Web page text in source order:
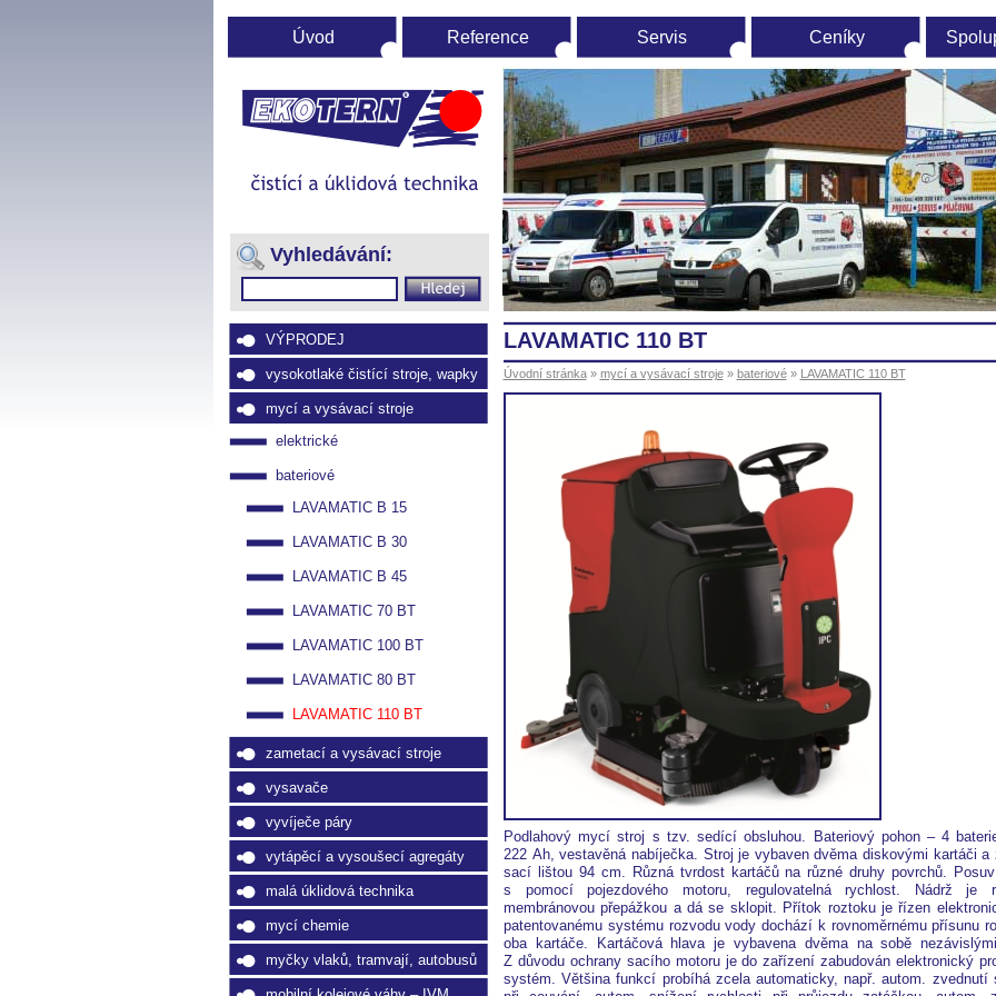
Úvodní
stránka
(Přejít
navigaci)
LAVAMATIC 110 BT
Podlahový mycí stroj s tzv. sedící obsluhou. Bateriový pohon – 4
222 Ah, vestavěná nabíječka. Stroj je vybaven dvěma diskovými kartáči a
sací lištou 94 cm. Různá tvrdost kartáčů na různé druhy povrchů.
s pomocí pojezdového motoru, regulovatelná rychlost. Nádrž je
membránovou přepážkou a dá se sklopit. Přítok roztoku je řízen
patentovanému systému rozvodu vody dochází k rovnoměrnému přísunu
oba kartáče. Kartáčová hlava je vybavena dvěma na sobě
Z důvodu ochrany sacího motoru je do zařízení zabudován elektronický
systém. Většina funkcí probíhá zcela automaticky, např. autom. zvednutí
Vyhledávání:
VÝPRODEJ
vysokotlaké čistící stroje, wapky
mycí a vysávací stroje
elektrické
bateriové
LAVAMATIC B 15
LAVAMATIC B 30
LAVAMATIC B 45
LAVAMATIC 70 BT
LAVAMATIC 100 BT
LAVAMATIC 80 BT
LAVAMATIC 110 BT
zametací a vysávací stroje
vysavače
vyvíječe páry
vytápěcí a vysoušecí agregáty
malá úklidová technika
mycí chemie
myčky vlaků, tramvají, autobusů
Úvod Reference Servis Ceníky
Úvodní stránka» mycí a vysávací stroje» bateriové» LAVAMATIC 110 BT